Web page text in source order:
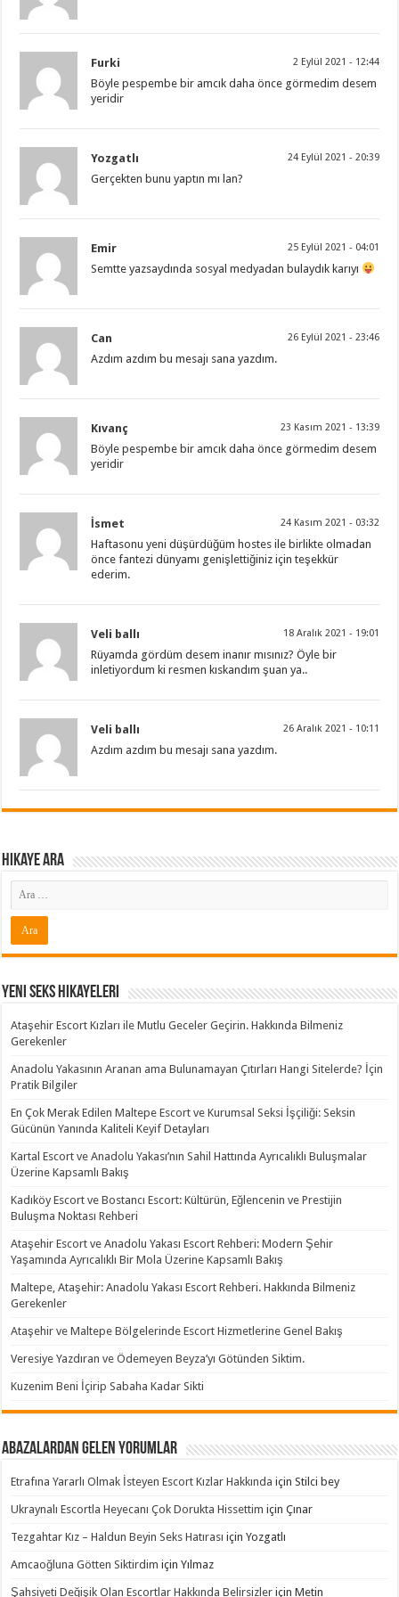
Furki 2 Eylül 2021 - 12:44
Böyle pespembe bir amcık daha önce görmedim desem
yeridir
Yozgatlı 24 Eylül 2021 - 20:39
Gerçekten bunu yaptın mı lan?
Emir 25 Eylül 2021 - 04:01
Semtte yazsaydında sosyal medyadan bulaydık karıyı
Can 26 Eylül 2021 - 23:46
Azdım azdım bu mesajı sana yazdım.
Kıvanç 23 Kasım 2021 - 13:39
Böyle pespembe bir amcık daha önce görmedim desem
yeridir
İsmet 24 Kasım 2021 - 03:32
Haftasonu yeni düşürdüğüm hostes ile birlikte olmadan
önce fantezi dünyamı genişlettiğiniz için teşekkür
ederim.
Veli ballı 18 Aralık 2021 - 19:01
Rüyamda gördüm desem inanır mısınız? Öyle bir
inletiyordum ki resmen kıskandım şuan ya..
Veli ballı 26 Aralık 2021 - 10:11
Azdım azdım bu mesajı sana yazdım.
Hikaye ARA
Yeni Seks Hikayeleri
Ataşehir Escort Kızları ile Mutlu Geceler Geçirin. Hakkında Bilmeniz
Gerekenler
Anadolu Yakasının Aranan ama Bulunamayan Çıtırları Hangi Sitelerde? İçin
Pratik Bilgiler
En Çok Merak Edilen Maltepe Escort ve Kurumsal Seksi İşçiliği: Seksin
Gücünün Yanında Kaliteli Keyif Detayları
Kartal Escort ve Anadolu Yakası’nın Sahil Hattında Ayrıcalıklı Buluşmalar
Üzerine Kapsamlı Bakış
Kadıköy Escort ve Bostancı Escort: Kültürün, Eğlencenin ve Prestijin
Buluşma Noktası Rehberi
Ataşehir Escort ve Anadolu Yakası Escort Rehberi: Modern Şehir
Yaşamında Ayrıcalıklı Bir Mola Üzerine Kapsamlı Bakış
Maltepe, Ataşehir: Anadolu Yakası Escort Rehberi. Hakkında Bilmeniz
Gerekenler
Ataşehir ve Maltepe Bölgelerinde Escort Hizmetlerine Genel Bakış
Veresiye Yazdıran ve Ödemeyen Beyza’yı Götünden Siktim.
Kuzenim Beni İçirip Sabaha Kadar Sikti
Abazalardan Gelen Yorumlar
Etrafına Yararlı Olmak İsteyen Escort Kızlar Hakkında içinStilci bey
Ukraynalı Escortla Heyecanı Çok Dorukta Hissettim içinÇınar
Tezgahtar Kız – Haldun Beyin Seks Hatırası içinYozgatlı
Amcaoğluna Götten Siktirdim içinYılmaz
Şahsiyeti Değişik Olan Escortlar Hakkında Belirsizler içinMetin